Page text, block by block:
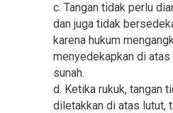
c. Tangan tidak perlu
dan juga tidak
karena hukum
menyedekapkan di atas
sunah.
d. Ketika rukuk, tangan
diletakkan di atas lutut,